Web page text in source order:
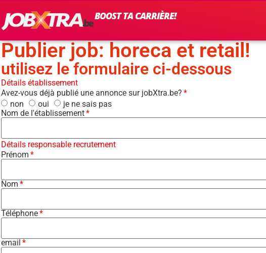
BOOST TA CARRIÈRE!
Publier job: horeca et retail!
utilisez le formulaire ci-dessous
Détails établissement
Avez-vous déjà publié une annonce sur jobXtra.be?
non
oui
je ne sais pas
Nom de l'établissement
Détails responsable recrutement
Prénom
Nom
Téléphone
email